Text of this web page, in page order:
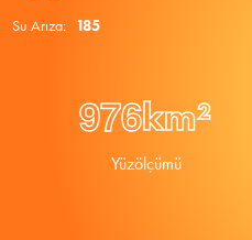
Su Arıza: 185
976km²
Yüzölçümü